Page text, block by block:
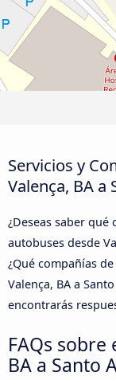
Servicios y
Valença, BA a
¿Deseas saber
autobuses desde
¿Qué compañías
Valença, BA a
encontrarás
FAQs sobre
BA a Santo